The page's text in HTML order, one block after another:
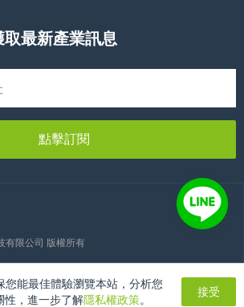
最新產業訊息
點擊訂閱
有限公司 版權所有
您能最佳體驗瀏覽本站，分析您
性，進一步了解隱私權政策。
接受